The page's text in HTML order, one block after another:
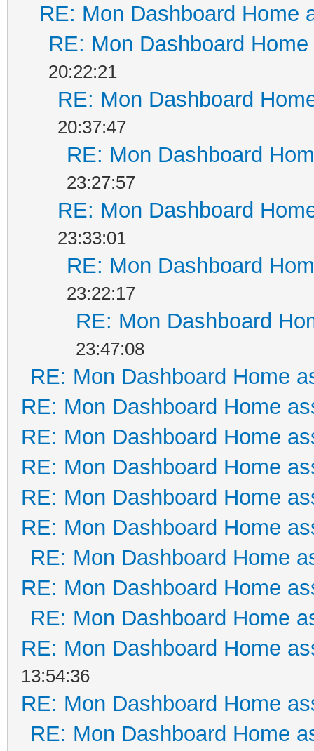
RE: Mon Dashboard Home
RE: Mon Dashboard
20:22:21
RE: Mon Dashboard
20:37:47
RE: Mon Dashboard
23:27:57
RE: Mon Dashboard
23:33:01
RE: Mon Dashboard
23:22:17
RE: Mon Dashboard
23:47:08
RE: Mon Dashboard Home
RE: Mon Dashboard Home
RE: Mon Dashboard Home
RE: Mon Dashboard Home
RE: Mon Dashboard Home
RE: Mon Dashboard Home
RE: Mon Dashboard Home
RE: Mon Dashboard Home
RE: Mon Dashboard Home
RE: Mon Dashboard Home
13:54:36
RE: Mon Dashboard Home
RE: Mon Dashboard Home